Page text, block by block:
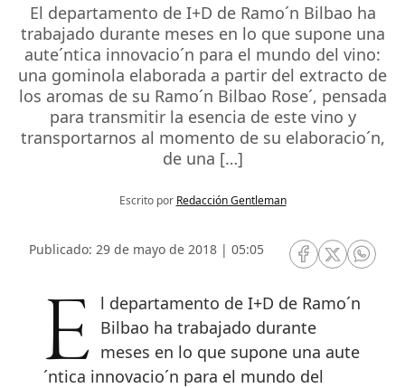
El departamento de I+D de Ramo´n Bilbao ha
trabajado durante meses en lo que supone una
aute´ntica innovacio´n para el mundo del vino:
una gominola elaborada a partir del extracto de
los aromas de su Ramo´n Bilbao Rose´, pensada
para transmitir la esencia de este vino y
transportarnos al momento de su elaboracio´n,
de una […]
Escrito por Redacción Gentleman
Publicado: 29 de mayo de 2018 | 05:05
RRSS Facebook
RRSSRRSS
El departamento de I+D de Ramo´n Bilbao ha trabajado durante
meses en lo que supone una aute
´ntica innovacio´n para el mundo del